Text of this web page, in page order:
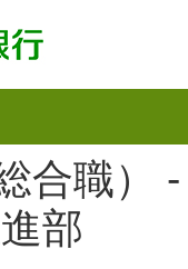
合職） -
部